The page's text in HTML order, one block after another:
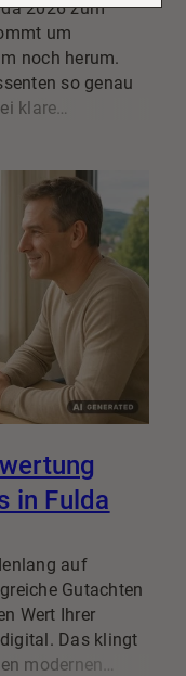
2026 zum
um
noch herum.
so genau
klare
Zuhause
Fuldaer Käufer
Auftritt für
in Fulda
auf
Gutachten
Wert Ihrer
Das klingt
modernen